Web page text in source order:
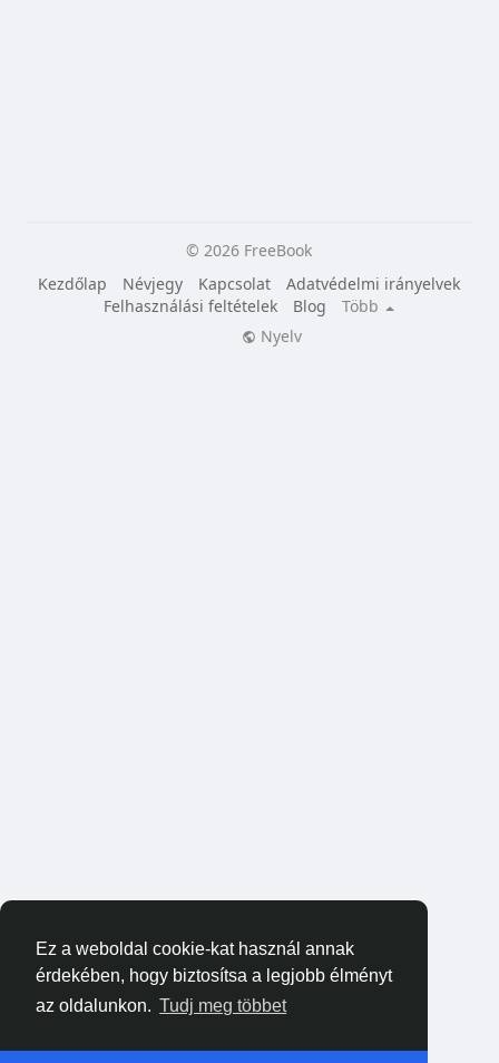
Ez a weboldal cookie-kat használ annak
érdekében, hogy biztosítsa a legjobb élményt
az oldalunkon. Tudj meg többet
© 2026 FreeBook
Kezdőlap
Névjegy Kapcsolat
Adatvédelmi irányelvek
Felhasználási feltételek
Blog
Több
Nyelv